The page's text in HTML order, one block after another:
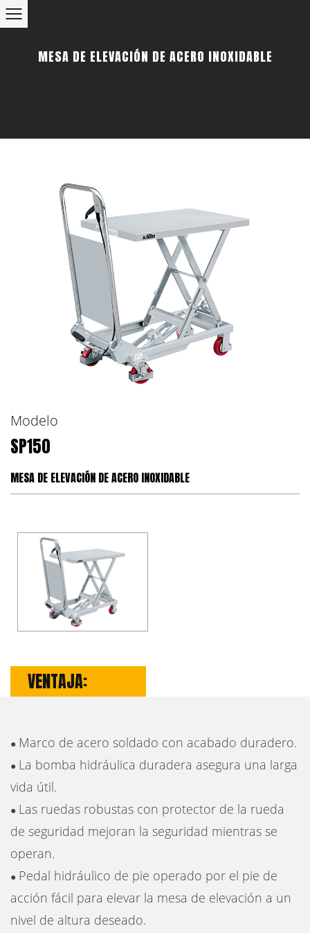
MESA DE ELEVACIÓN DE ACERO INOXIDABLE
Modelo
SP150
MESA DE ELEVACIÓN DE ACERO INOXIDABLE
VENTAJA:
● Marco de acero soldado con acabado duradero.
● La bomba hidráulica duradera asegura una larga
vida útil.
● Las ruedas robustas con protector de la rueda
de seguridad mejoran la seguridad mientras se
operan.
● Pedal hidráulico de pie operado por el pie de
acción fácil para elevar la mesa de elevación a un
nivel de altura deseado.